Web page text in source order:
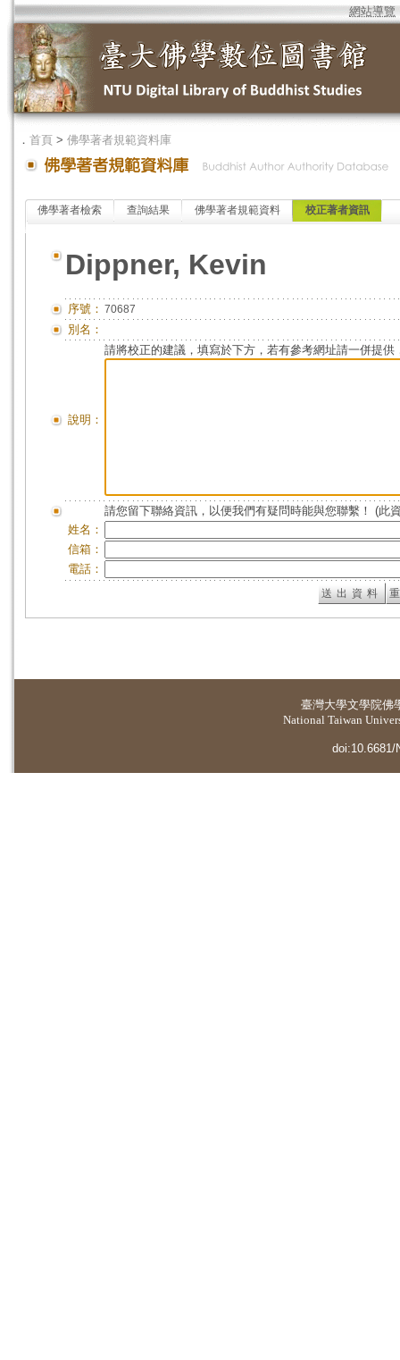
網站導覽
． 首頁 > 佛學著者規範資料庫
佛學著者檢索 查詢結果 佛學著者規範資料 校正著者資訊
Dippner, Kevin
序號： 70687
別名：
說明：
請將校正的建議，填寫於下方，若有參考網址請一併提供
請您留下聯絡資訊，以便我們有疑問時能與您聯繫！ (此
姓名：
信箱：
電話：
臺灣大學文學院佛
National Taiwan
doi:10.6681/